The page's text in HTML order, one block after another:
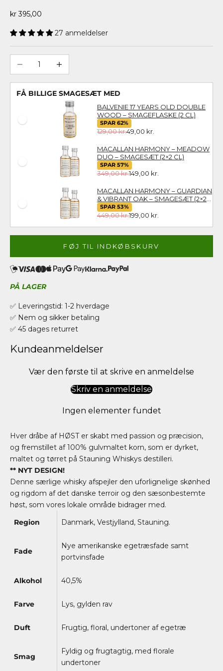
Salgspris
kr 395,00
27 anmeldelser
Sænk antal Øg antal
FÅ BILLIGE SMAGESÆT MED
BALVENIE 17 YEARS OLD DOUBLE
WOOD – SMAGEFLASKE (2 CL)
SPAR 62%
129,00 kr.49,00 kr.
MACALLAN HARMONY – MEADOW
DUO – SMAGESÆT (2×2 CL)
SPAR 57%
349,00 kr.149,00 kr.
MACALLAN HARMONY – GUARDIAN
& VIBRANT OAK – SMAGESÆT (2×2
CL)
SPAR 53%
449,00 kr.199,00 kr.
FØJ TIL INDKØBSKURV
PÅ LAGER
✅ Leveringstid: 1-2 hverdage
✅ Nem og sikker betaling
✅ 45 dages returret
Kundeanmeldelser
Vær den første til at skrive en anmeldelse
Skriv en anmeldelse
Ingen elementer fundet
Hver dråbe af HØST er skabt med passion og præcision,
og fremstillet af 100% gulvmaltet korn, som er dyrket,
maltet og tørret på Stauning Whiskys destilleri.
** NYT DESIGN!
Denne særlige whisky afspejler den uforlignelige skønhed
og rigdom af det danske terroir og den sæsonbestemte
høst, som vores lokale område bidrager med.
Region
Danmark, Vestjylland, Stauning.
Fade
Nye amerikanske egetræsfade samt
portvinsfade
Alkohol 40,5%
Farve Lys, gylden rav
Duft Frugtig, floral, undertoner af egetræ
Smag
Fyldig og frugtagtig, med florale
undertoner